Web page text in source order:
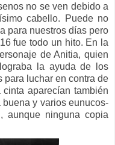
no se ven debido a
cabello.
Puede no
para nuestros días pero
fue todo un hito. En la
de Anitia, quien
la ayuda de los
para luchar en contra de
cinta aparecían también
y varios eunucos-
aunque ninguna copia